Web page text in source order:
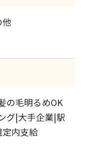
の毛明るめOK
グ|大手企業|駅
内支給